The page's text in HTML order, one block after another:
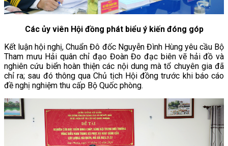
Các ủy viên Hội đồng phát biểu ý kiến đóng góp
Kết luận hội nghị, Chuẩn Đô đốc Nguyễn Đình Hùng yêu cầu Bộ
Tham mưu Hải quân chỉ đạo Đoàn Đo đạc biên vẽ hải đồ và
nghiên cứu biển hoàn thiện các nội dung mà tổ chuyên gia đã
chỉ ra; sau đó thông qua Chủ tịch Hội đồng trước khi báo cáo
đề nghị nghiệm thu cấp Bộ Quốc phòng.